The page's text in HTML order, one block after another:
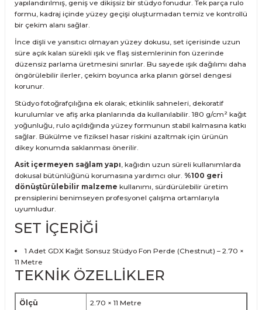
yapılandırılmış, geniş ve dikişsiz bir stüdyo fonudur. Tek parça rulo
formu, kadraj içinde yüzey geçişi oluşturmadan temiz ve kontrollü
bir çekim alanı sağlar.
İnce dişli ve yansıtıcı olmayan yüzey dokusu, set içerisinde uzun
süre açık kalan sürekli ışık ve flaş sistemlerinin fon üzerinde
düzensiz parlama üretmesini sınırlar. Bu sayede ışık dağılımı daha
öngörülebilir ilerler, çekim boyunca arka planın görsel dengesi
korunur.
Stüdyo fotoğrafçılığına ek olarak; etkinlik sahneleri, dekoratif
kurulumlar ve afiş arka planlarında da kullanılabilir. 180 g/cm² kağıt
yoğunluğu, rulo açıldığında yüzey formunun stabil kalmasına katkı
sağlar. Bükülme ve fiziksel hasar riskini azaltmak için ürünün
dikey konumda saklanması önerilir.
Asit içermeyen sağlam yapı, kağıdın uzun süreli kullanımlarda
dokusal bütünlüğünü korumasına yardımcı olur. %100 geri
dönüştürülebilir malzeme kullanımı, sürdürülebilir üretim
prensiplerini benimseyen profesyonel çalışma ortamlarıyla
uyumludur.
SET İÇERİĞİ
1 Adet GDX Kağıt Sonsuz Stüdyo Fon Perde (Chestnut) – 2.70 ×
11 Metre
TEKNİK ÖZELLİKLER
Ölçü 2.70 × 11 Metre